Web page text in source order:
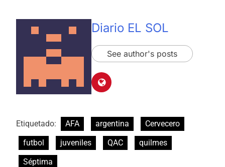
Diario EL SOL
See author's posts
Etiquetado: AFA argentina
Cervecero
futbol
juveniles QAC
quilmes
Séptima